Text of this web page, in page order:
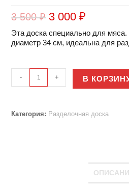
3 500₽ ПЕРВОНАЧАЛЬНАЯ ЦЕНА СОСТАВЛЯЛА 3 500 ₽.
3 000₽
Эта доска специально для
диаметр 34 см, идеальна для
мяса.
Разделочная
- + В
Категория: Разделочная доска